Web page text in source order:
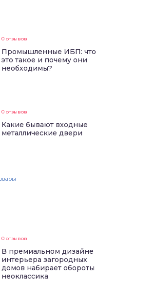
0 отзывов
Промышленные ИБП: что
это такое и почему они
необходимы?
0 отзывов
Какие бывают входные
металлические двери
0 отзывов
В премиальном дизайне
интерьера загородных
домов набирает обороты
неоклассика